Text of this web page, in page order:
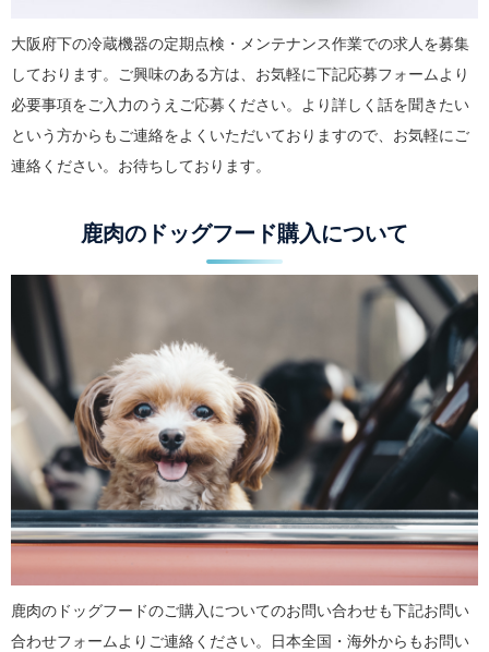
大阪府下の冷蔵機器の定期点検・メンテナンス作業での求人を募集
しております。ご興味のある方は、お気軽に下記応募フォームより
必要事項をご入力のうえご応募ください。より詳しく話を聞きたい
という方からもご連絡をよくいただいておりますので、お気軽にご
連絡ください。お待ちしております。
鹿肉のドッグフード購入について
鹿肉のドッグフードのご購入についてのお問い合わせも下記お問い
合わせフォームよりご連絡ください。日本全国・海外からもお問い